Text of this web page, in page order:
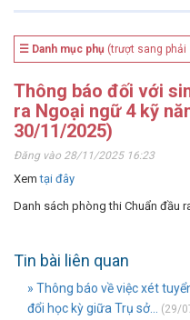
☰ Danh mục phụ (trượt sang
Thông báo đối với
ra Ngoại ngữ 4 kỹ
30/11/2025)
Đăng vào 28/11/2025 16:23
Xemtại đây
Danh sách phòng thi Chuẩn đầu
Tin bài liên quan
» Thông báo về việc xét
đổi học kỳ giữa Trụ sở...
(29/